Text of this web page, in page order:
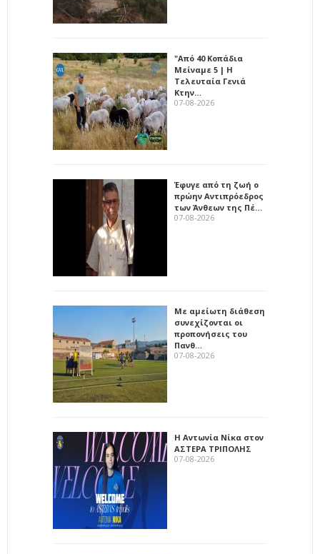
"Από 40 Κοπάδια
Μείναμε 5 | Η
Τελευταία Γενιά
Κτην…
07-08-2026
Έφυγε από τη ζωή ο
πρώην Αντιπρόεδρος
των Άνθεων της Πέ…
07-08-2026
Με αμείωτη διάθεση
συνεχίζονται οι
προπονήσεις του
Πανθ…
07-08-2026
Η Αντωνία Νίκα στον
ΑΣΤΕΡΑ ΤΡΙΠΟΛΗΣ
07-08-2026